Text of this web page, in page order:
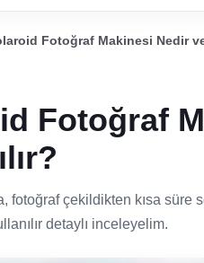
Fotoğraf Makinesi Nedir ve
Fotoğraf
fotoğraf çekildikten kısa süre
detaylı inceleyelim.